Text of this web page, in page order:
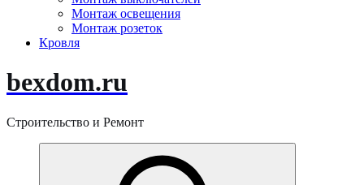
Монтаж освещения
Монтаж розеток
Кровля
bexdom.ru
Строительство и Ремонт